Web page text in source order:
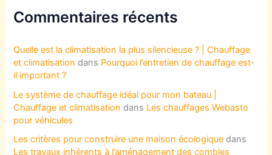
Commentaires récents
Quelle est la climatisation la plus silencieuse ? | Chauffage
et climatisation dans Pourquoi l’entretien de chauffage est-
il important ?
Le système de chauffage idéal pour mon bateau |
Chauffage et climatisation dans Les chauffages Webasto
pour véhicules
Les critères pour construire une maison écologique dans
Les travaux inhérents à l’aménagement des combles